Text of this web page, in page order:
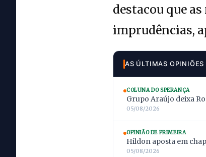
destacou que
imprudências,
AS ÚLTIMAS OPINIÕES
COLUNA DO SPERANÇA
Grupo Araújo deixa
05/08/2026
OPINIÃO DE PRIMEIRA
Hildon aposta em
05/08/2026